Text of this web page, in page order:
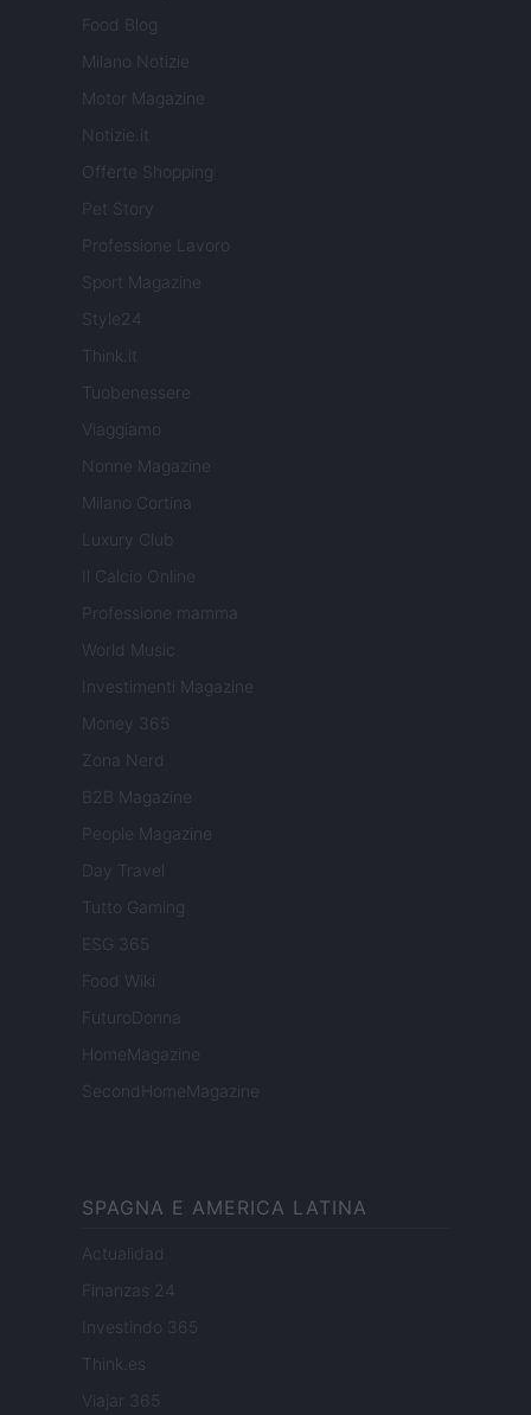
Food Blog
Milano Notizie
Motor Magazine
Notizie.it
Offerte Shopping
Pet Story
Professione Lavoro
Sport Magazine
Style24
Think.it
Tuobenessere
Viaggiamo
Nonne Magazine
Milano Cortina
Luxury Club
Il Calcio Online
Professione mamma
World Music
Investimenti Magazine
Money 365
Zona Nerd
B2B Magazine
People Magazine
Day Travel
Tutto Gaming
ESG 365
Food Wiki
FuturoDonna
HomeMagazine
SecondHomeMagazine
SPAGNA E AMERICA LATINA
Actualidad
Finanzas 24
Investindo 365
Think.es
Viajar 365